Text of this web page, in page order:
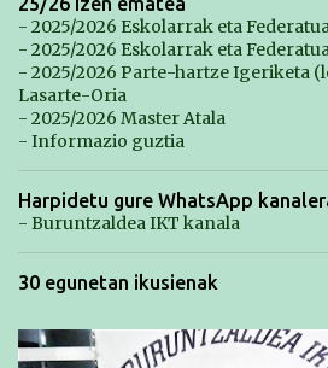
- 2025/2026 Eskolarrak eta
- 2025/2026 Eskolarrak eta
- 2025/2026 Parte-hartze Igeriketa
Lasarte-Oria
- 2025/2026 Master Atala
- Informazio guztia
Harpidetu gure WhatsApp
- Buruntzaldea IKT kanala
30 egunetan ikusienak